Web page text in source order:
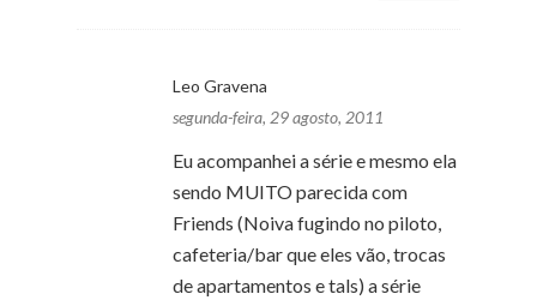
Leo Gravena
segunda-feira, 29 agosto, 2011
Eu acompanhei a série e mesmo ela
sendo MUITO parecida com
Friends (Noiva fugindo no piloto,
cafeteria/bar que eles vão, trocas
de apartamentos e tals) a série